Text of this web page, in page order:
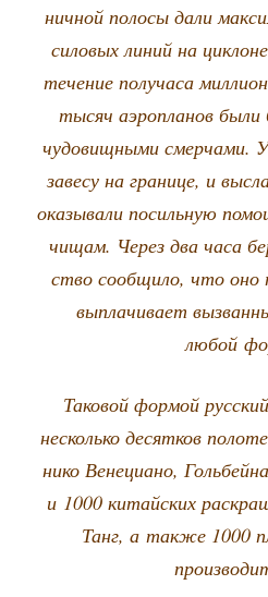
нич­ной поло­сы дали
сило­вых линий на
тече­ние полу­ча­са
тысяч аэро­пла­нов были
чудо­вищ­ны­ми смер­ча­ми.
заве­су на гра­ни­це, и
ока­зы­ва­ли посиль­ную
чи­щам. Через два часа
ство сооб­щи­ло, что оно
выпла­чи­ва­ет
любой
Тако­вой фор­мой
несколь­ко десят­ков
ни­ко Вене­ци­а­но,
и 1000 китай­ских
Танг, а так­же 1000